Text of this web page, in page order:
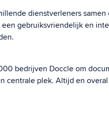
dienstverleners
gebruiksvriendelijk en
bedrijven Doccle om
plek. Altijd en